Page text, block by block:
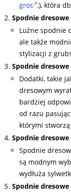
gros ,), która
Spodnie
Luźne spodnie
ale także
stylizacji z
Spodnie
Dodatki, takie
dresowym
bardziej
od razu
którymi
Spodnie
Spodnie
są modnym
wydłuża
Spodnie